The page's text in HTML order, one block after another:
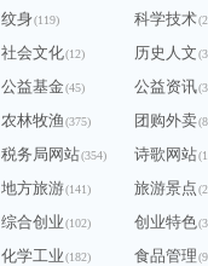
纹身(119) 科学技术
社会文化(12) 历史人文
公益基金(45) 公益资讯
农林牧渔(375) 团购外卖
税务局网站(354) 诗歌网站
地方旅游(141) 旅游景点
综合创业(102) 创业特色
化学工业(182) 食品管理